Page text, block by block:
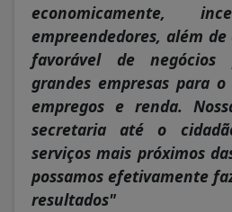
economicamente,
empreendedores, além
favorável de
grandes empresas para
empregos e renda.
secretaria até o
serviços mais próximos
possamos efetivamente
resultados"